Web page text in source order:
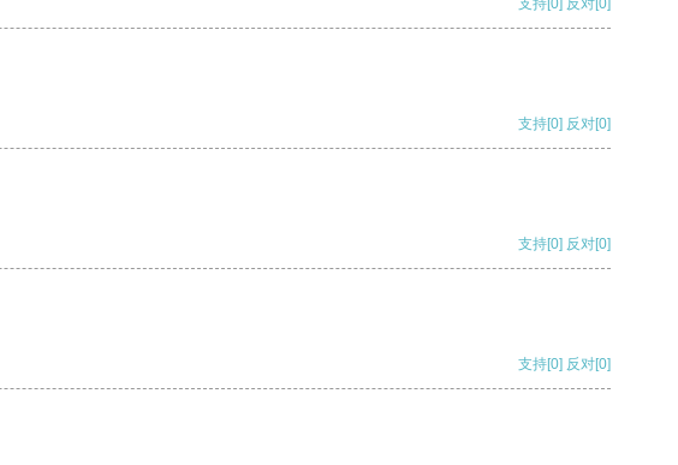
支持 [0] 反对 [0]
支持[0] 反对[0]
支持[0] 反对[0]
支持[0] 反对[0]